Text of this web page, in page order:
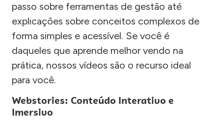
passo sobre ferramentas de gestão até
explicações sobre conceitos complexos de
forma simples e acessível. Se você é
daqueles que aprende melhor vendo na
prática, nossos vídeos são o recurso ideal
para você.
Webstories: Conteúdo Interativo e
Imersivo